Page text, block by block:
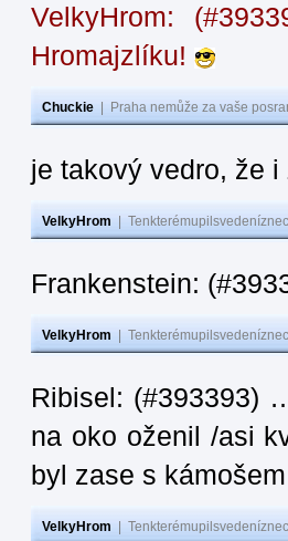
VelkyHrom:
Hromajzlíku!
Chuckie Praha nemůže za vaše
je takový vedro, že
VelkyHrom
Frankenstein:
VelkyHrom
Ribisel: (#393393)
na oko oženil /asi
byl zase s
VelkyHrom